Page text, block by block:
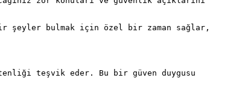
şeyler bulmak için özel bir zaman sağlar,
teşvik eder. Bu bir güven duygusu